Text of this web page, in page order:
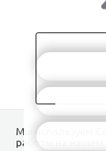
Мы используем
работы на нашем